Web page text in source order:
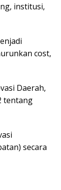
institusi,
cost,
Daerah,
tentang
secara